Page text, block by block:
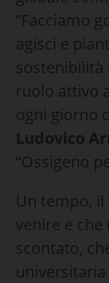
“Facciamo
agisci e
sostenibilità
ruolo attivo
ogni giorno
Ludovico
“Ossigeno
Un tempo,
venire e
scontato,